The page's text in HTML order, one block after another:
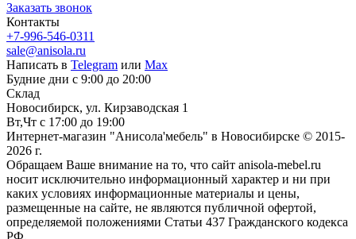
Заказать звонок
Контакты
+7-996-546-0311
sale@anisola.ru
Написать в Telegram или Max
Будние дни с 9:00 до 20:00
Склад
Новосибирск, ул. Кирзаводская 1
Вт,Чт с 17:00 до 19:00
Интернет-магазин "Анисола'мебель" в Новосибирске © 2015-
2026 г.
Обращаем Ваше внимание на то, что сайт anisola-mebel.ru
носит исключительно информационный характер и ни при
каких условиях информационные материалы и цены,
размещенные на сайте, не являются публичной офертой,
определяемой положениями Статьи 437 Гражданского кодекса